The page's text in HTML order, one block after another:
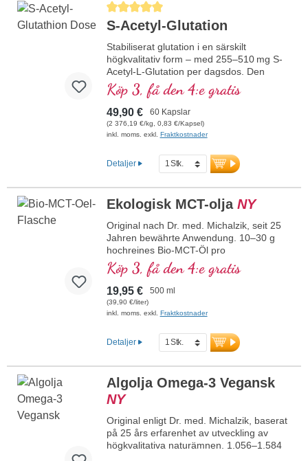
Genomsnittligt betyg på 5 av 5 stjärnor
S-Acetyl-Glutation
Stabiliserat glutation i en särskilt
högkvalitativ form – med 255–510 mg S-
Acetyl-L-Glutation per dagsdos. Den
acetylerade strukturen skyddar mot
nedbrytning i magen och möjliggör ett
särskilt effektivt upptag. Aluminiumfritt
förseglade kapslar, 100 % veganskt, utan
tillsatser – utvecklat av läkare, tillverkat i
mer information om S-Acetyl-
Glutation
Köp 3, få den 4:e gratis
49,90 € 60 Kapslar
(2 376,19 €/kg, 0,83 €/Kapsel)
inkl. moms. exkl. Fraktkostnader
Detaljer
Ekologisk MCT-olja NY
Original nach Dr. med. Michalzik, seit 25
Jahren bewährte Anwendung. 10–30 g
hochreines Bio-MCT-Öl pro
Tagesdosierung aus frischen
Kokosnüssen aus Sri Lanka mit einem
besonders hohen Anteil an C8
(Caprylsäure) und C10 (Caprinsäure) im
optimalen Verhältnis. Das Verhältnis
schnelle Energie innerhalb von 15–30
Minuten, C10 stellt Energie über 30–90
Köp 3, få den 4:e gratis
19,95 € 500 ml
(39,90 €/liter)
inkl. moms. exkl. Fraktkostnader
Detaljer
Algolja Omega-3 Vegansk
NY
Original enligt Dr. med. Michalzik, baserat
på 25 års erfarenhet av utveckling av
högkvalitativa naturämnen. 1.056–1.584